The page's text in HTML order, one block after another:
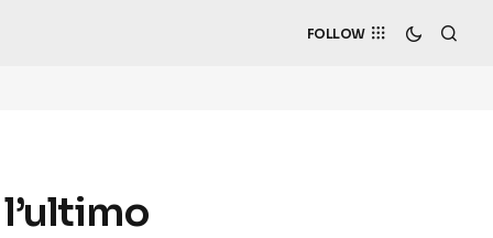
FOLLOW